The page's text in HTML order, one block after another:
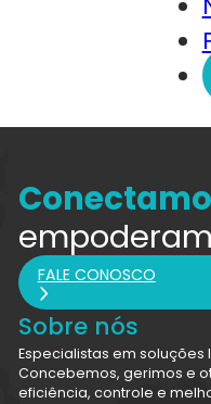
FALE CONOSCO
Sobre nós
Especialistas em
Concebemos, gerimos e
eficiência, controle e